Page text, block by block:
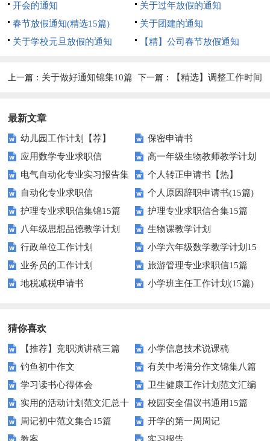
开会的通知
关于过年放假的通知
春节放假通知(精选15篇)
关于团建的通知
关于学校元旦放假的通知
【精】公司春节放假通知
上一篇： 关于做好通知锦集10篇 下一篇： 【精选】调整工作时间
最新文章
幼儿园工作计划【荐】
保密申请书
应用数学专业求职信
高一年级生物教师教学计划
电气自动化专业实习报告集
锦14篇
个人转正申请书【热】
自动化专业求职信
个人原因辞职申请书(15篇)
护理专业求职信集锦15篇
护理专业求职信合集15篇
八年级思想品德教学计划
生物课教学计划
行政单位工作计划
小学六年级数学教学计划15
篇
业务员的工作计划
旅游管理专业求职信15篇
地税减税申请书
小学班主任工作计划(15篇)
猜你喜欢
【推荐】竞职演讲稿三篇
小学信息技术说课稿
钓鱼初中作文
有关中考满分作文锦集八篇
学习读书心得体会
卫生健康工作计划范文汇编
六篇
实用的活动计划范文汇总十
篇
校园安全倡议书通用15篇
周记初中范文集合15篇
开学的第一周周记